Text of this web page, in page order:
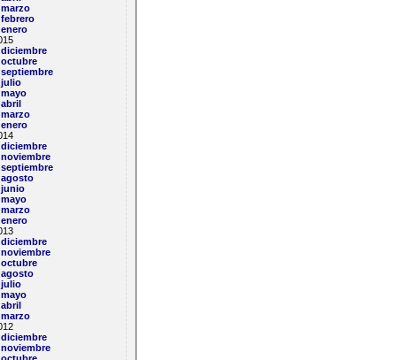
marzo
febrero
enero
diciembre
octubre
septiembre
julio
mayo
abril
marzo
enero
diciembre
noviembre
septiembre
agosto
junio
mayo
marzo
enero
diciembre
noviembre
octubre
agosto
julio
mayo
abril
marzo
diciembre
noviembre